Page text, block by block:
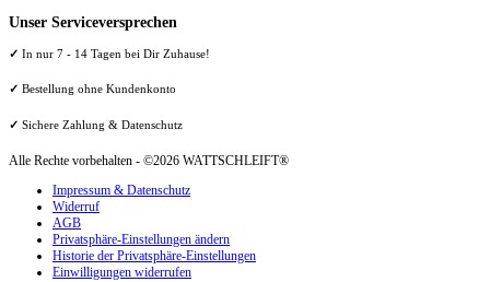
Unser Serviceversprechen
✓ In nur 7 - 14 Tagen bei Dir Zuhause!
✓ Bestellung ohne Kundenkonto
✓ Sichere Zahlung & Datenschutz
Alle Rechte vorbehalten - ©2026 WATTSCHLEIFT®
Impressum & Datenschutz
Widerruf
AGB
Privatsphäre-Einstellungen ändern
Historie der Privatsphäre-Einstellungen
Einwilligungen widerrufen